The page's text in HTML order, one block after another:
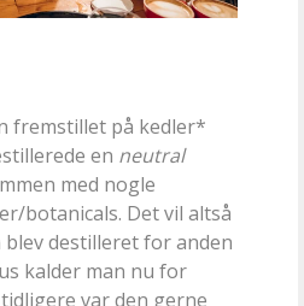
fremstillet på kedler*
en neutral
med nogle
botanicals. Det vil altså
destilleret for anden
kalder man nu for
var den gerne